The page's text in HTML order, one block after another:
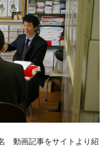
動画記事をサイトより紹